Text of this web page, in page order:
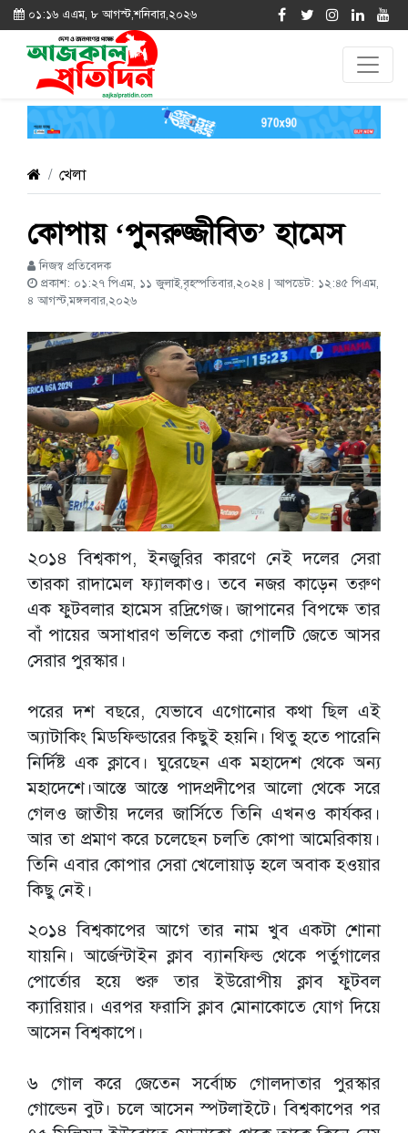
০১:১৬ এএম, ৮ আগস্ট,শনিবার,২০২৬
খেলা
কোপায় ‘পুনরুজ্জীবিত’ হামেস
নিজস্ব প্রতিবেদক
প্রকাশ: ০১:২৭ পিএম, ১১ জুলাই,বৃহস্পতিবার,২০২৪ | আপডেট: ১২:৪৫ পিএম,
৪ আগস্ট,মঙ্গলবার,২০২৬
২০১৪ বিশ্বকাপ, ইনজুরির কারণে নেই দলের সেরা
তারকা রাদামেল ফ্যালকাও। তবে নজর কাড়েন তরুণ
এক ফুটবলার হামেস রদ্রিগেজ। জাপানের বিপক্ষে তার
বাঁ পায়ের অসাধারণ ভলিতে করা গোলটি জেতে আসর
সেরার পুরস্কার।
পরের দশ বছরে, যেভাবে এগোনোর কথা ছিল এই
অ্যাটাকিং মিডফিল্ডারের কিছুই হয়নি। থিতু হতে পারেনি
নির্দিষ্ট এক ক্লাবে। ঘুরেছেন এক মহাদেশ থেকে অন্য
মহাদেশে।আস্তে আস্তে পাদপ্রদীপের আলো থেকে সরে
গেলও জাতীয় দলের জার্সিতে তিনি এখনও কার্যকর।
আর তা প্রমাণ করে চলেছেন চলতি কোপা আমেরিকায়।
তিনি এবার কোপার সেরা খেলোয়াড় হলে অবাক হওয়ার
কিছু নেই।
২০১৪ বিশ্বকাপের আগে তার নাম খুব একটা শোনা
যায়নি। আর্জেন্টাইন ক্লাব ব্যানফিল্ড থেকে পর্তুগালের
পোর্তোর হয়ে শুরু তার ইউরোপীয় ক্লাব ফুটবল
ক্যারিয়ার। এরপর ফরাসি ক্লাব মোনাকোতে যোগ দিয়ে
আসেন বিশ্বকাপে।
৬ গোল করে জেতেন সর্বোচ্চ গোলদাতার পুরস্কার
গোল্ডেন বুট। চলে আসেন স্পটলাইটে। বিশ্বকাপের পর